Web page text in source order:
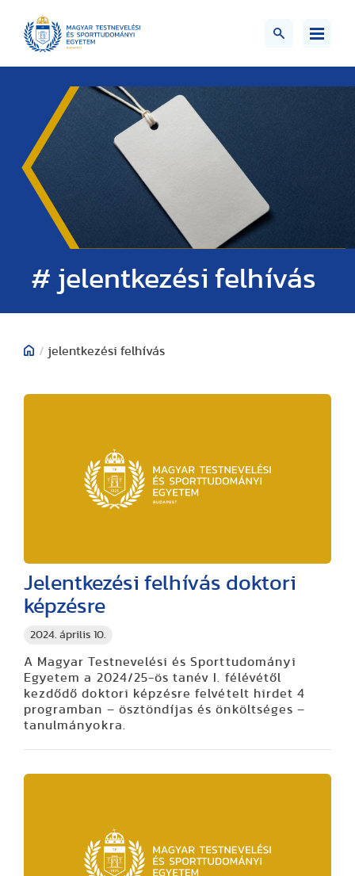
# jelentkezési felhívás
/ jelentkezési felhívás
2024. április 10.
Jelentkezési felhívás doktori
képzésre
A Magyar Testnevelési és Sporttudományi
Egyetem a 2024/25-ös tanév I. félévétől
kezdődő doktori képzésre felvételt hirdet 4
programban – ösztöndíjas és önköltséges –
tanulmányokra.